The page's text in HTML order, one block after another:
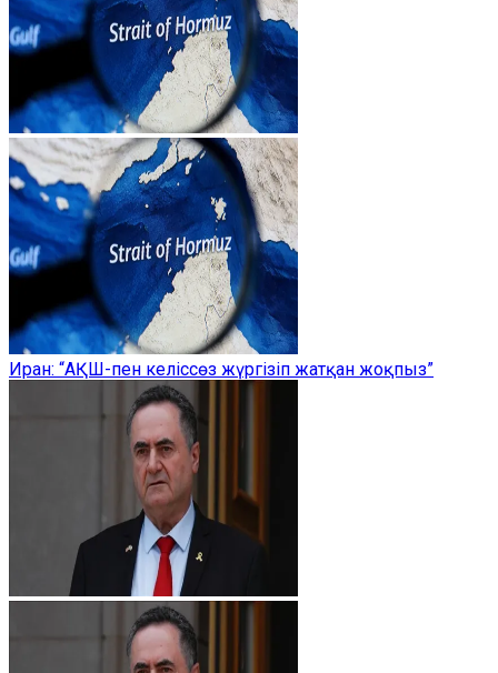
Иран: “АҚШ-пен келіссөз жүргізіп жатқан жоқпыз”